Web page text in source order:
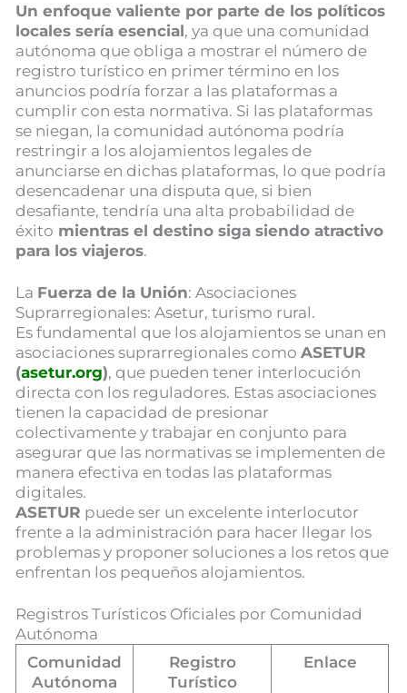
Un enfoque valiente por parte de los políticos
locales sería esencial, ya que una comunidad
autónoma que obliga a mostrar el número de
registro turístico en primer término en los
anuncios podría forzar a las plataformas a
cumplir con esta normativa. Si las plataformas
se niegan, la comunidad autónoma podría
restringir a los alojamientos legales de
anunciarse en dichas plataformas, lo que podría
desencadenar una disputa que, si bien
desafiante, tendría una alta probabilidad de
éxito mientras el destino siga siendo atractivo
para los viajeros.
La Fuerza de la Unión: Asociaciones
Suprarregionales: Asetur, turismo rural.
Es fundamental que los alojamientos se unan en
asociaciones suprarregionales como ASETUR
(asetur.org), que pueden tener interlocución
directa con los reguladores. Estas asociaciones
tienen la capacidad de presionar
colectivamente y trabajar en conjunto para
asegurar que las normativas se implementen de
manera efectiva en todas las plataformas
digitales.
ASETUR puede ser un excelente interlocutor
frente a la administración para hacer llegar los
problemas y proponer soluciones a los retos que
enfrentan los pequeños alojamientos.
Registros Turísticos Oficiales por Comunidad
Autónoma
Comunidad
Autónoma
Registro
Turístico
Enlace